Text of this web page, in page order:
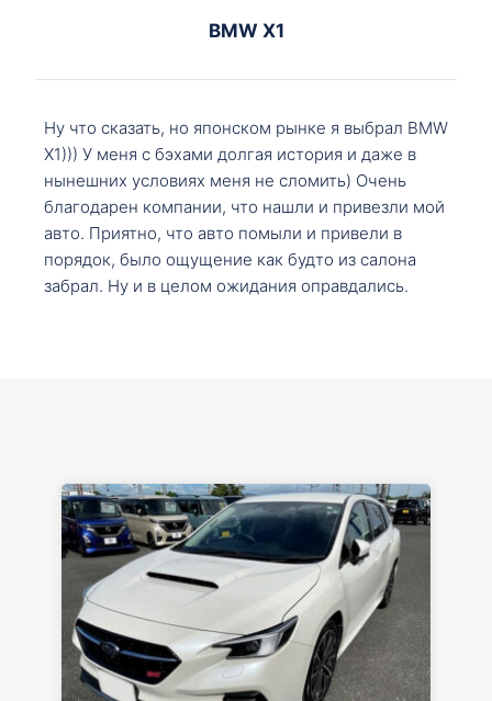
BMW X1
Ну что сказать, но японском рынке я выбрал BMW
X1))) У меня с бэхами долгая история и даже в
нынешних условиях меня не сломить) Очень
благодарен компании, что нашли и привезли мой
авто. Приятно, что авто помыли и привели в
порядок, было ощущение как будто из салона
забрал. Ну и в целом ожидания оправдались.